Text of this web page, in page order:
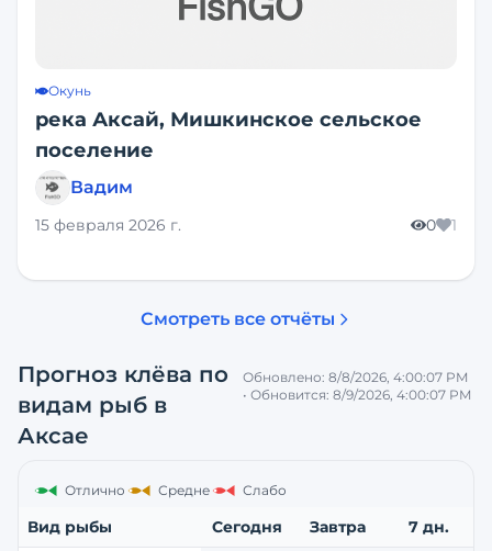
Окунь
река Аксай, Мишкинское сельское
поселение
Вадим
15 февраля 2026 г. 0 1
Смотреть все отчёты
Прогноз клёва по
видам рыб в
Аксае
Обновлено:8/8/2026, 4:00:07 PM
• Обновится:8/9/2026, 4:00:07 PM
Отлично Средне Слабо
Вид рыбы Сегодня Завтра 7 дн.